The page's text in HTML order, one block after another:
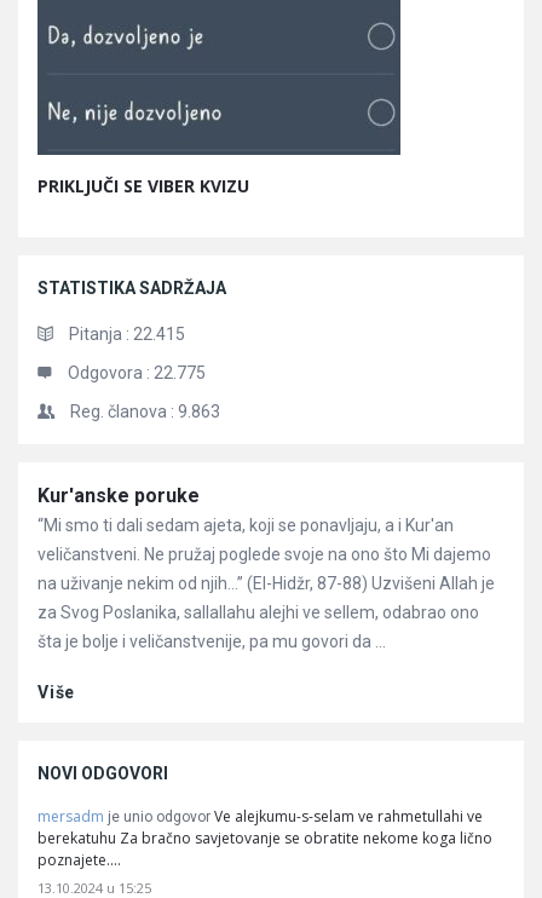
PRIKLJUČI SE VIBER KVIZU
STATISTIKA SADRŽAJA
Pitanja : 22.415
Odgovora : 22.775
Reg. članova : 9.863
Članci
Kur'anske poruke
“Mi smo ti dali sedam ajeta, koji se ponavljaju, a i Kur'an
veličanstveni. Ne pružaj poglede svoje na ono što Mi dajemo
na uživanje nekim od njih…” (El-Hidžr, 87-88) Uzvišeni Allah je
za Svog Poslanika, sallallahu alejhi ve sellem, odabrao ono
šta je bolje i veličanstvenije, pa mu govori da ...
Više
NOVI ODGOVORI
mersadm je unio odgovor Ve alejkumu-s-selam ve rahmetullahi ve
berekatuhu Za bračno savjetovanje se obratite nekome koga lično
poznajete.…
13.10.2024 u 15:25